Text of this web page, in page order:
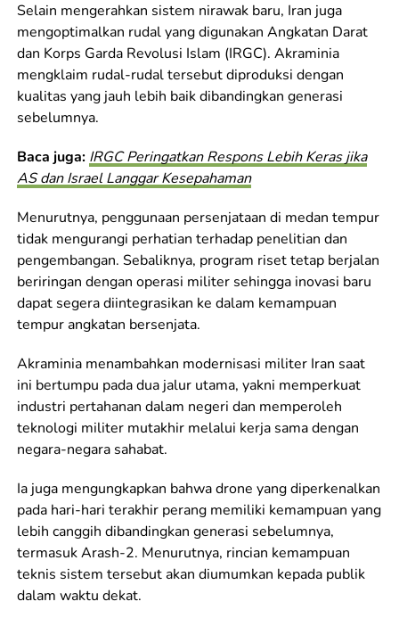
Selain mengerahkan sistem nirawak baru, Iran juga
mengoptimalkan rudal yang digunakan Angkatan Darat
dan Korps Garda Revolusi Islam (IRGC). Akraminia
mengklaim rudal-rudal tersebut diproduksi dengan
kualitas yang jauh lebih baik dibandingkan generasi
sebelumnya.
Baca juga: IRGC Peringatkan Respons Lebih Keras jika
AS dan Israel Langgar Kesepahaman
Menurutnya, penggunaan persenjataan di medan tempur
tidak mengurangi perhatian terhadap penelitian dan
pengembangan. Sebaliknya, program riset tetap berjalan
beriringan dengan operasi militer sehingga inovasi baru
dapat segera diintegrasikan ke dalam kemampuan
tempur angkatan bersenjata.
Akraminia menambahkan modernisasi militer Iran saat
ini bertumpu pada dua jalur utama, yakni memperkuat
industri pertahanan dalam negeri dan memperoleh
teknologi militer mutakhir melalui kerja sama dengan
negara-negara sahabat.
Ia juga mengungkapkan bahwa drone yang diperkenalkan
pada hari-hari terakhir perang memiliki kemampuan yang
lebih canggih dibandingkan generasi sebelumnya,
termasuk Arash-2. Menurutnya, rincian kemampuan
teknis sistem tersebut akan diumumkan kepada publik
dalam waktu dekat.